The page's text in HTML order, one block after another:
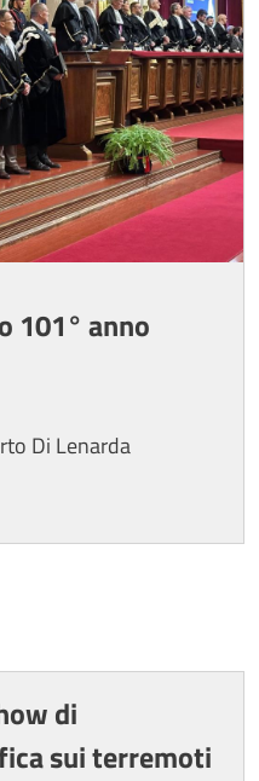
101° anno
Di Lenarda
di
sui terremoti